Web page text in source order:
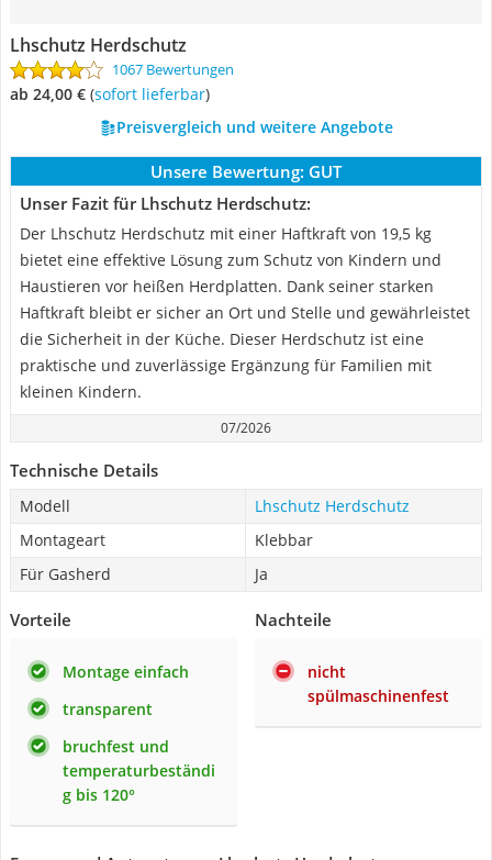
Lhschutz Herdschutz
1067 Bewertungen
ab 24,00 € ( Sofort lieferbar)
Preisvergleich und weitere Angebote
Unsere Bewertung: GUT
Unser Fazit für Lhschutz Herdschutz:
Der Lhschutz Herdschutz mit einer Haftkraft von 19,5 kg
bietet eine effektive Lösung zum Schutz von Kindern und
Haustieren vor heißen Herdplatten. Dank seiner starken
Haftkraft bleibt er sicher an Ort und Stelle und gewährleistet
die Sicherheit in der Küche. Dieser Herdschutz ist eine
praktische und zuverlässige Ergänzung für Familien mit
kleinen Kindern.
07/2026
Technische Details
Modell
Lhschutz Herdschutz
Montageart
Klebbar
Für Gasherd
Ja
Vorteile
Montage einfach
transparent
bruchfest und
temperaturbeständi
g bis 120°
Nachteile
nicht
spülmaschinenfest